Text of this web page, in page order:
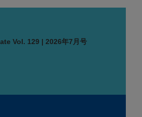
Vol. 129 | 2026年7月号